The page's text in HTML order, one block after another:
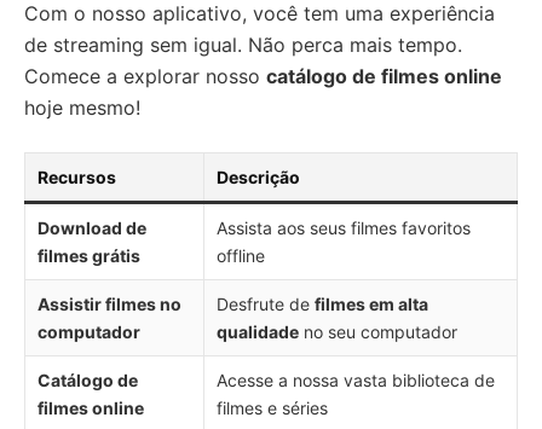
Com o nosso aplicativo, você tem uma experiência
de streaming sem igual. Não perca mais tempo.
Comece a explorar nosso catálogo de filmes online
hoje mesmo!
Recursos Descrição
Download de
filmes grátis
Assista aos seus filmes favoritos
offline
Assistir filmes no
computador
Desfrute de filmes em alta
qualidade no seu computador
Catálogo de
filmes online
Acesse a nossa vasta biblioteca de
filmes e séries